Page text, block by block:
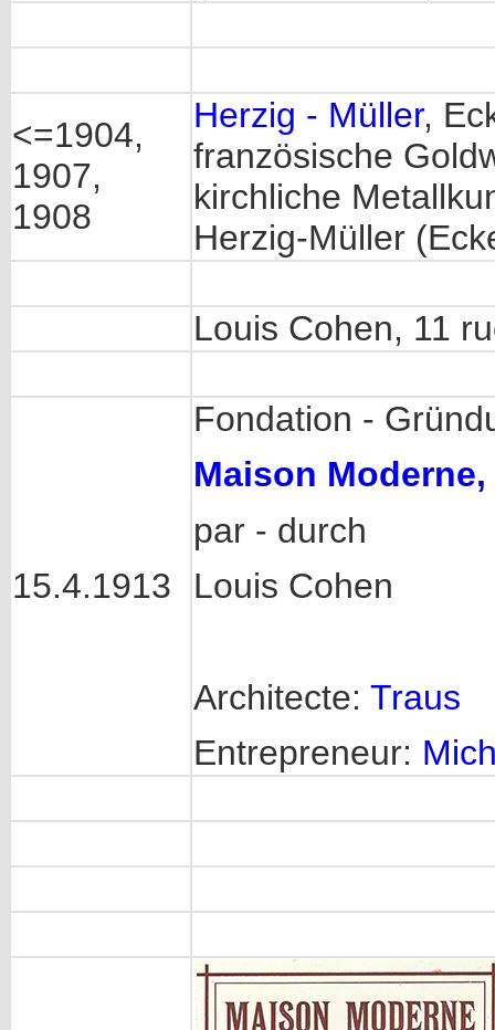
<=1904,
1907,
1908
Herzig - Müller,
französische
kirchliche
Herzig-Müller
Louis Cohen, 11
15.4.1913
Fondation -
Maison
par - durch
Louis Cohen
Architecte: Traus
Entrepreneur: